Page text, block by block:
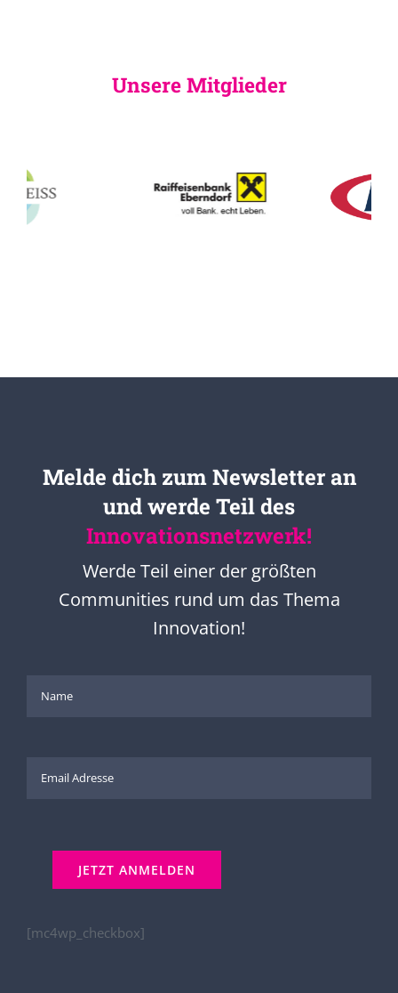
Unsere Mitglieder
Melde dich zum Newsletter an
und werde Teil des
Innovationsnetzwerk!
Werde Teil einer der größten
Communities rund um das Thema
Innovation!
[mc4wp_checkbox]